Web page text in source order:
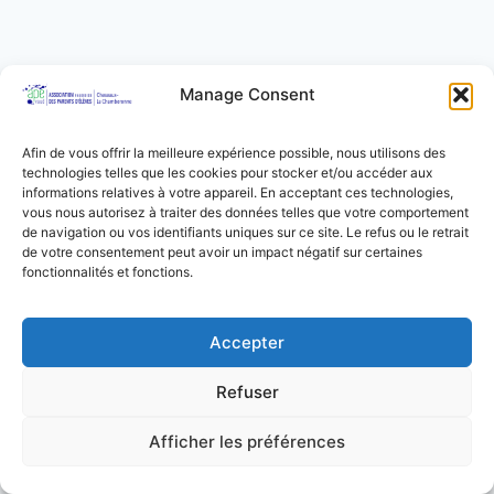
Manage Consent
Afin de vous offrir la meilleure expérience possible, nous utilisons des
technologies telles que les cookies pour stocker et/ou accéder aux
informations relatives à votre appareil. En acceptant ces technologies,
vous nous autorisez à traiter des données telles que votre comportement
de navigation ou vos identifiants uniques sur ce site. Le refus ou le retrait
de votre consentement peut avoir un impact négatif sur certaines
fonctionnalités et fonctions.
Accepter
Refuser
Afficher les préférences
© 2026 APÉ de Cheseaux - la Chamberonne -